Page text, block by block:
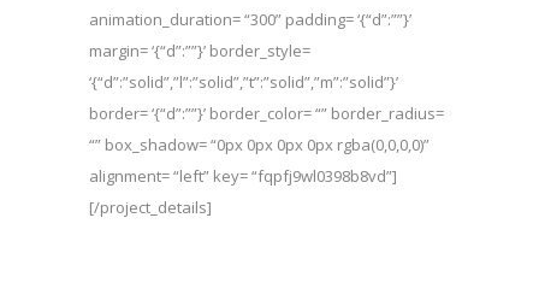
animation_duration= “300” padding= ‘{“d”:””}’
margin= ‘{“d”:””}’ border_style=
‘{“d”:”solid”,”l”:”solid”,”t”:”solid”,”m”:”solid”}’
border= ‘{“d”:””}’ border_color= “” border_radius=
“” box_shadow= “0px 0px 0px 0px rgba(0,0,0,0)”
alignment= “left” key= “fqpfj9wl0398b8vd”]
[/project_details]